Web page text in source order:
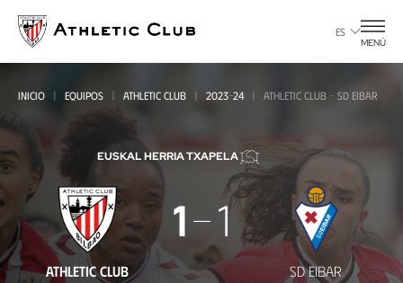
contenido
principal
ES
MENÚ
INICIO EQUIPOS ATHLETIC CLUB 2023-24 ATHLETIC CLUB - SD EIBAR
EUSKAL HERRIA TXAPELA
Athletic
Club
-
ATHLETIC CLUB
1 1
SD EIBAR